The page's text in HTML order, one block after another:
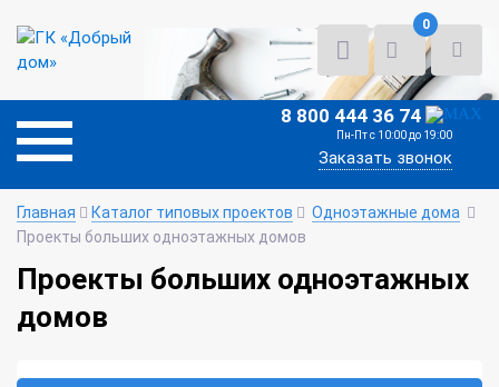
0
8 800 444 36 74
Пн-Пт с 10:00 до 19:00
Заказать звонок
Главная Каталог типовых проектов
Одноэтажные дома
Проекты больших одноэтажных домов
Проекты больших одноэтажных
домов